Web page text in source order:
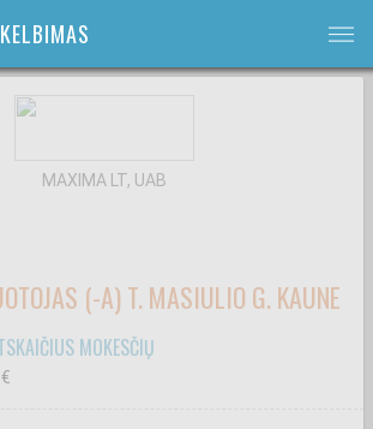
bars
MAXIMA LT, UAB
(-A) T. MASIULIO G. KAUNE
MOKESČIŲ
€